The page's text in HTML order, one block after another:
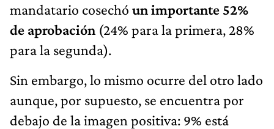
mandatario cosechó un importante 52%
de aprobación (24% para la primera, 28%
para la segunda).
Sin embargo, lo mismo ocurre del otro lado
aunque, por supuesto, se encuentra por
debajo de la imagen positiva: 9% está